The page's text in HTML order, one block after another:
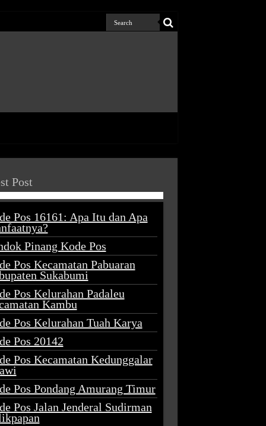
Post
Pos 16161: Apa Itu dan Apa
Pinang Kode Pos
Pos Kecamatan Pabuaran
Sukabumi
Pos Kelurahan Padaleu
Kambu
Pos Kelurahan Tuah Karya
Pos 20142
Pos Kecamatan Kedunggalar
Pos Pondang Amurang Timur
Pos Jalan Jenderal Sudirman